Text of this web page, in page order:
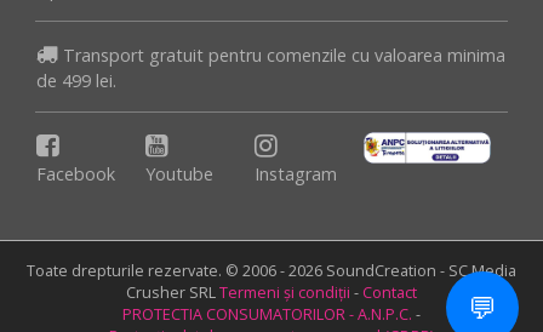
Transport gratuit pentru comenzile cu valoarea minima
de 499 lei.
Facebook Youtube Instagram
Toate drepturile rezervate. © 2006 - 2026 SoundCreation - SC Media
Crusher SRLTermeni și condiții - Contact
PROTECTIA CONSUMATORILOR - A.N.P.C. -
💬